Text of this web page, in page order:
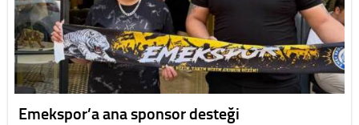
Emekspor’a ana sponsor desteği